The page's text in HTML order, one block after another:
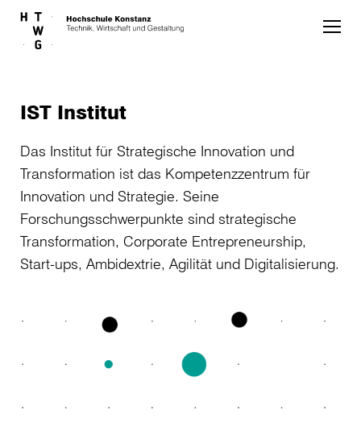
Skip to main content
IST Institut
Das Institut für Strategische Innovation und
Transformation ist das Kompetenzzentrum für
Innovation und Strategie. Seine
Forschungsschwerpunkte sind strategische
Transformation, Corporate Entrepreneurship,
Start-ups, Ambidextrie, Agilität und Digitalisierung.